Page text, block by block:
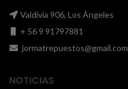
Valdivia 906, Los Ángeles
+ 56 9 91797881
jormatrepuestos@gmail.com
NOTICIAS